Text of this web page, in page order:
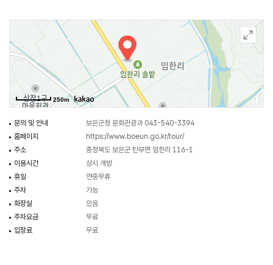
250m
문의 및 안내
보은군청 문화관광과 043-540-3394
홈페이지
https://www.boeun.go.kr/tour/
주소
충청북도 보은군 탄부면 임한리 116-1
이용시간
상시 개방
휴일
연중무휴
주차
가능
화장실
있음
주차요금
무료
입장료
무료